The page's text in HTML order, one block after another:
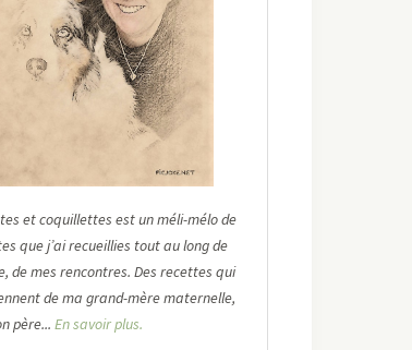
et coquillettes est un méli-mélo de
que j’ai recueillies tout au long de
de mes rencontres. Des recettes qui
de ma grand-mère maternelle,
père... En savoir plus.